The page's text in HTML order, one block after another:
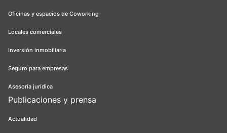
Oficinas y espacios de Coworking
Locales comerciales
Inversión inmobiliaria
Seguro para empresas
Asesoría jurídica
Publicaciones y prensa
Actualidad